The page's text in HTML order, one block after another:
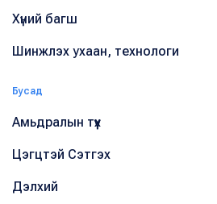
Хүний багш
Шинжлэх ухаан, технологи
Бусад
Амьдралын түүх
Цэгцтэй Сэтгэх
Дэлхий